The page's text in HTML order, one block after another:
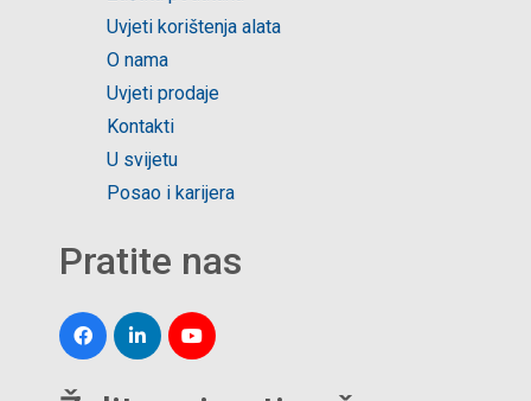
Uvjeti korištenja alata
O nama
Uvjeti prodaje
Kontakti
U svijetu
Posao i karijera
Pratite nas